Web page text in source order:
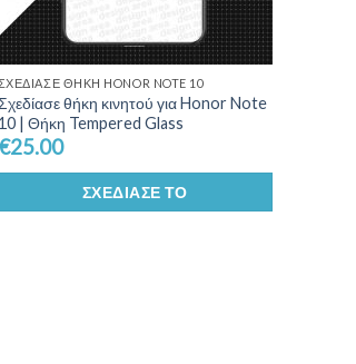
ΘΉΚΗ HONOR NOTE 10
θήκη κινητού για Honor Note
10 | Θήκη Tempered Glass
25.00
ΣΧΕΔΊΑΣΕ ΤΟ